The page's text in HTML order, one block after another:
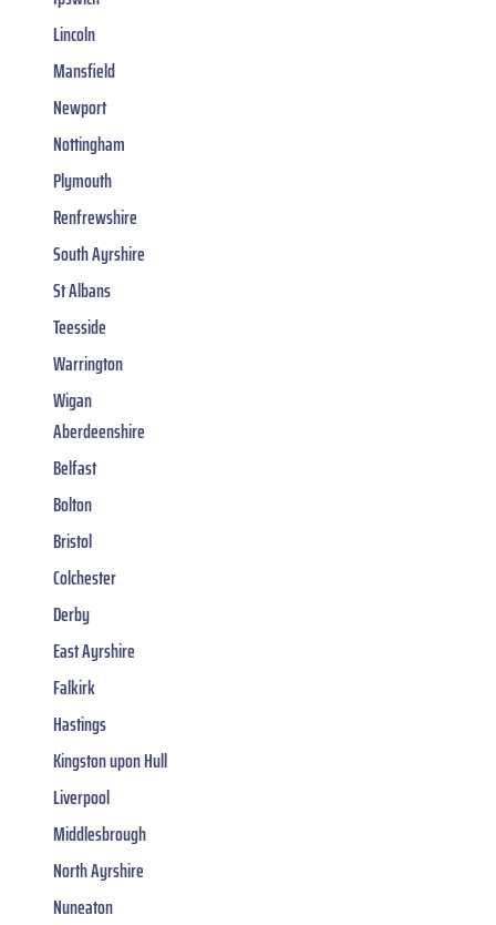
Lincoln
Mansfield
Newport
Nottingham
Plymouth
Renfrewshire
South Ayrshire
St Albans
Teesside
Warrington
Wigan
Aberdeenshire
Belfast
Bolton
Bristol
Colchester
Derby
East Ayrshire
Falkirk
Hastings
Kingston upon Hull
Liverpool
Middlesbrough
North Ayrshire
Nuneaton